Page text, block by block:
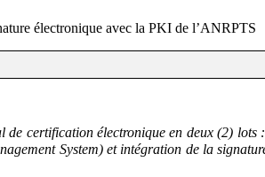
électronique avec la PKI de l’ANRPTS
de certification électronique en deux (2)
System) et intégration de la